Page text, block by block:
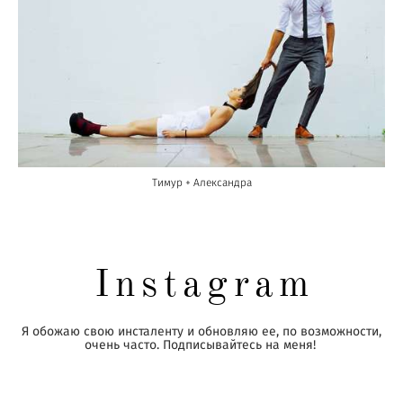
Тимур + Александра
Instagram
Я обожаю свою инсталенту и обновляю ее, по возможности,
очень часто. Подписывайтесь на меня!